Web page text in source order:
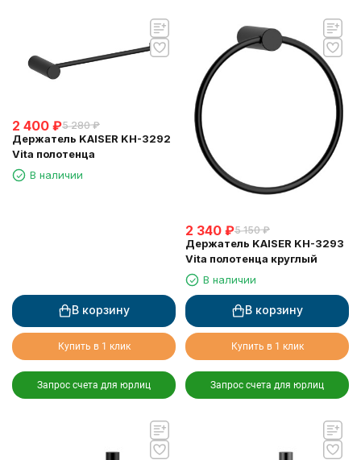
2 400 ₽5 280 ₽
Держатель KAISER KH-3292
Vita полотенца
В наличии
В корзину
Купить в 1 клик
Запрос счета для юрлиц
2 340 ₽5 150 ₽
Держатель KAISER KH-3293
Vita полотенца круглый
В наличии
В корзину
Купить в 1 клик
Запрос счета для юрлиц